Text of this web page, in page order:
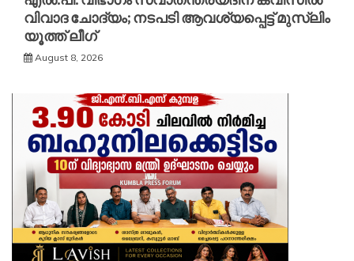
വിവാദ ചോദ്യം; നടപടി ആവശ്യപ്പെട്ട് മുസ്‌ലിം
യൂത്ത് ലീഗ്
August 8, 2026